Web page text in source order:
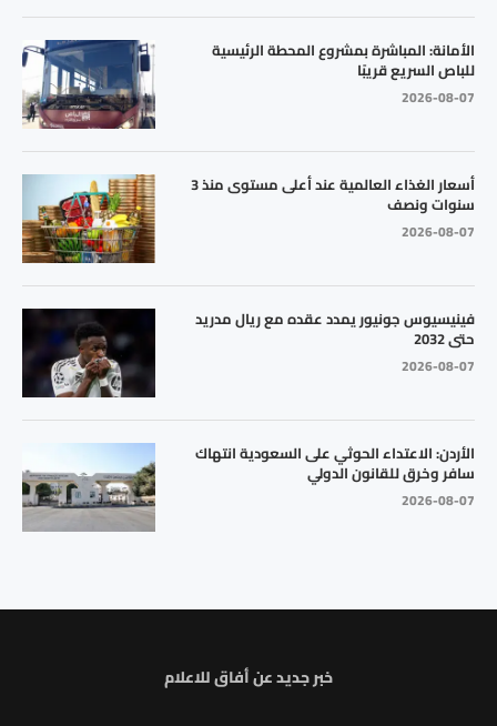
الأمانة: المباشرة بمشروع المحطة الرئيسية
للباص السريع قريبًا
2026-08-07
أسعار الغذاء العالمية عند أعلى مستوى منذ 3
سنوات ونصف
2026-08-07
فينيسيوس جونيور يمدد عقده مع ريال مدريد
حتى 2032
2026-08-07
الأردن: الاعتداء الحوثي على السعودية انتهاك
سافر وخرق للقانون الدولي
2026-08-07
خبر جديد عن أفاق للاعلام